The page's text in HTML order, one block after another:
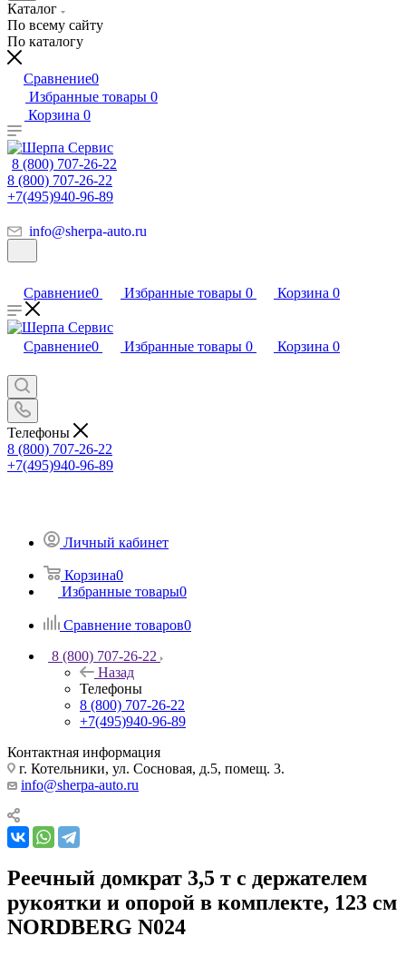
Каталог
По всему сайту
По каталогу
Сравнение0
Избранные товары 0
Корзина 0
8 (800) 707-26-22
8 (800) 707-26-22
+7(495)940-96-89
info@sherpa-auto.ru
Сравнение0 Избранные товары 0 Корзина 0
Сравнение0 Избранные товары 0 Корзина 0
Телефоны
8 (800) 707-26-22
+7(495)940-96-89
Личный кабинет
Корзина0
Избранные товары0
Сравнение товаров0
8 (800) 707-26-22
Назад
Телефоны
8 (800) 707-26-22
+7(495)940-96-89
Контактная информация
г. Котельники, ул. Сосновая, д.5, помещ. 3.
info@sherpa-auto.ru
Реечный домкрат 3,5 т с держателем
рукоятки и опорой в комплекте, 123 см
NORDBERG N024